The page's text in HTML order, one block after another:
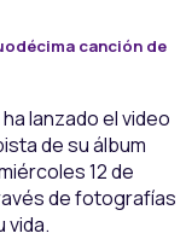
canción de
lanzado el video
de su álbum
12 de
de fotografías
vida.